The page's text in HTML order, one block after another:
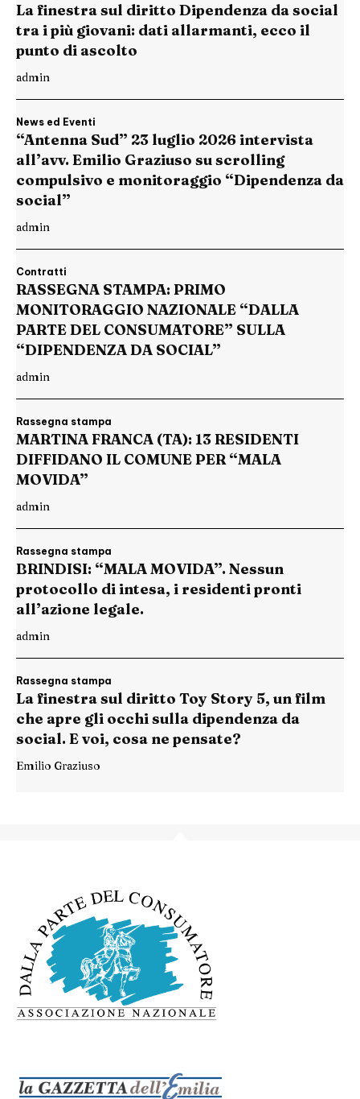
La finestra sul diritto Dipendenza da social
tra i più giovani: dati allarmanti, ecco il
punto di ascolto
admin
News ed Eventi
“Antenna Sud” 23 luglio 2026 intervista
all’avv. Emilio Graziuso su scrolling
compulsivo e monitoraggio “Dipendenza da
social”
admin
Contratti
RASSEGNA STAMPA: PRIMO
MONITORAGGIO NAZIONALE “DALLA
PARTE DEL CONSUMATORE” SULLA
“DIPENDENZA DA SOCIAL”
admin
Rassegna stampa
MARTINA FRANCA (TA): 13 RESIDENTI
DIFFIDANO IL COMUNE PER “MALA
MOVIDA”
admin
Rassegna stampa
BRINDISI: “MALA MOVIDA”. Nessun
protocollo di intesa, i residenti pronti
all’azione legale.
admin
Rassegna stampa
La finestra sul diritto Toy Story 5, un film
che apre gli occhi sulla dipendenza da
social. E voi, cosa ne pensate?
Emilio Graziuso